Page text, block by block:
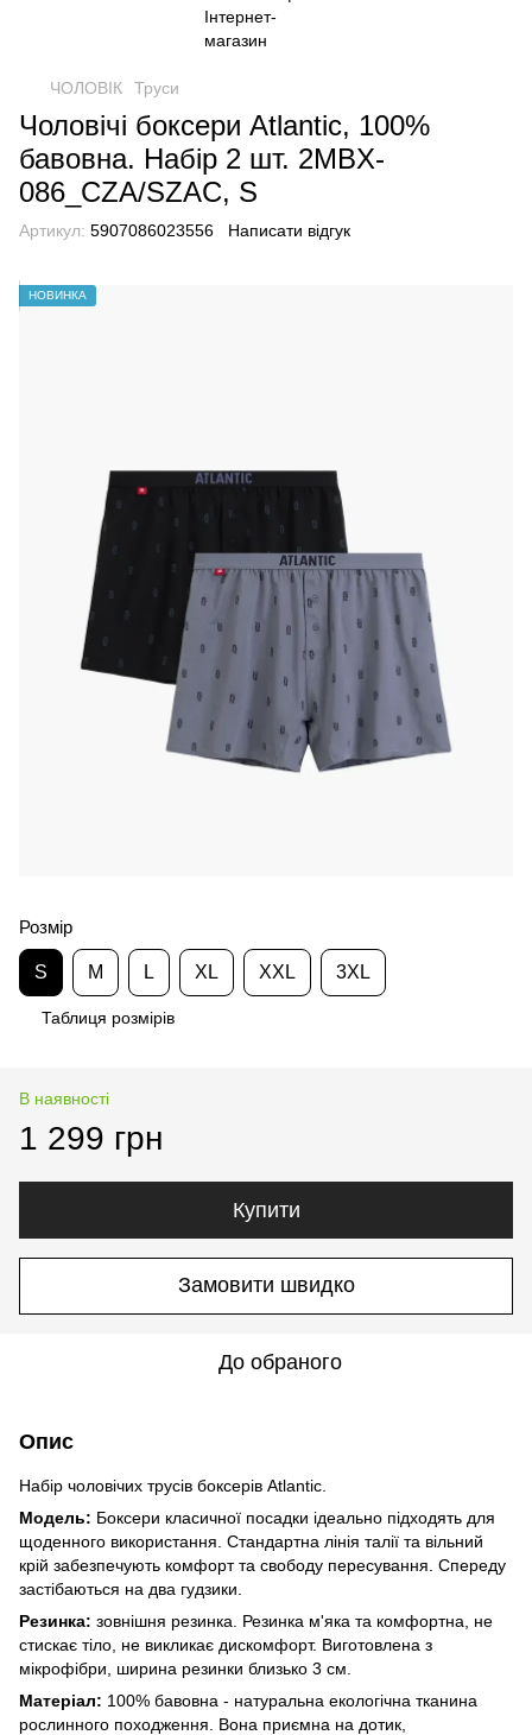
ЧОЛОВІК Труси
Чоловічі боксери Atlantic, 100%
бавовна. Набір 2 шт. 2MBX-
086_CZA/SZAC, S
Артикул: 5907086023556 Написати відгук
НОВИНКА
Розмір
S M L XL XXL 3XL
Таблиця розмірів
В наявності
1 299 грн
Купити
Замовити швидко
До обраного
Опис
Набір чоловічих трусів боксерів Atlantic.
Модель: Боксери класичної посадки ідеально підходять для
щоденного використання. Стандартна лінія талії та вільний
крій забезпечують комфорт та свободу пересування. Спереду
застібаються на два гудзики.
Резинка: зовнішня резинка. Резинка м'яка та комфортна, не
стискає тіло, не викликає дискомфорт. Виготовлена з
мікрофібри, ширина резинки близько 3 см.
Матеріал: 100% бавовна - натуральна екологічна тканина
рослинного походження. Вона приємна на дотик,